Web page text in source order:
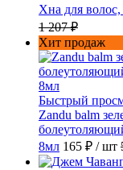
Хна для
1 207 ₽
Хит продаж
Быстрый
Zandu balm
8мл 165 ₽ / шт